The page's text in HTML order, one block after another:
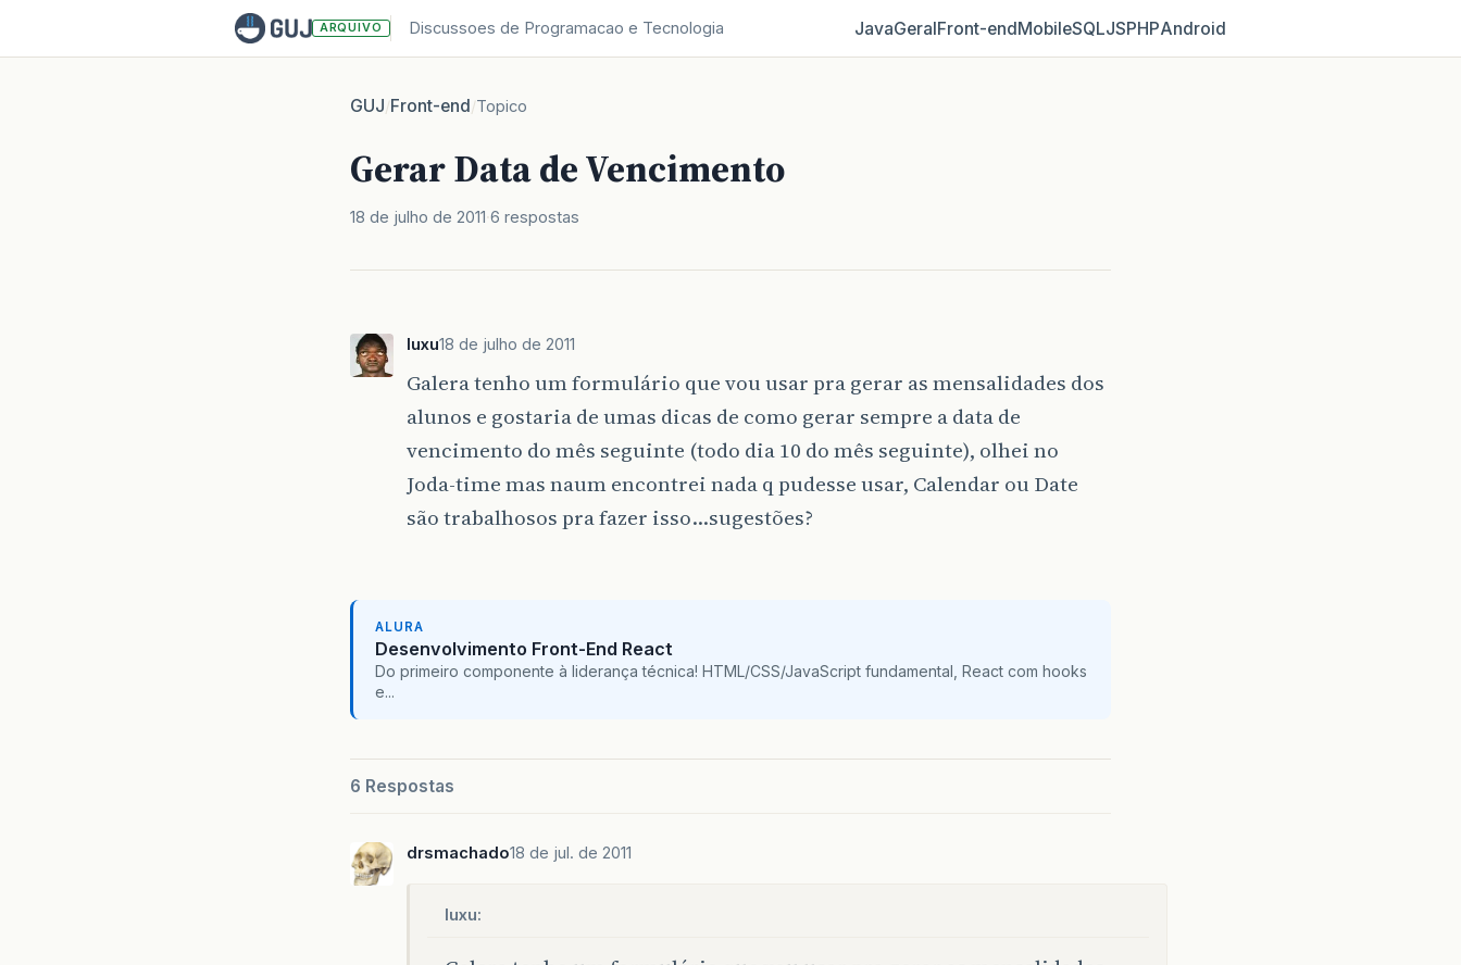
ARQUIVO Discussoes de Programacao e Tecnologia JavaGeralFront‑endMobileSQLJSPHPAndroid
GUJ/Front-end/Topico
Gerar Data de Vencimento
18 de julho de 2011 6 respostas
luxu18 de julho de 2011
Galera tenho um formulário que vou usar pra gerar as mensalidades dos
alunos e gostaria de umas dicas de como gerar sempre a data de
vencimento do mês seguinte (todo dia 10 do mês seguinte), olhei no
Joda-time mas naum encontrei nada q pudesse usar, Calendar ou Date
são trabalhosos pra fazer isso…sugestões?
ALURA
Desenvolvimento Front-End React
Do primeiro componente à liderança técnica! HTML/CSS/JavaScript fundamental, React com hooks
e...
6 Respostas
drsmachado18 de jul. de 2011
luxu: